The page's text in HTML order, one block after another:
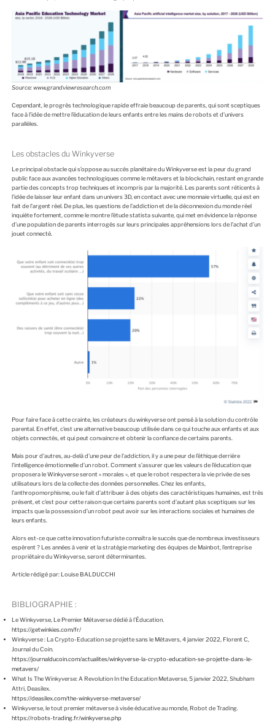
Source: www.grandviewresearch.com
Cependant, le progrès technologique rapide effraie beaucoup de parents, qui sont sceptiques
face à l’idée de mettre l’éducation de leurs enfants entre les mains de robots et d’univers
parallèles.
Les obstacles du Winkyverse
Le principal obstacle qui s’oppose au succès planétaire du Winkyverse est la peur du grand
public face aux avancées technologiques comme le métavers et la blockchain, restant en grande
partie des concepts trop techniques et incompris par la majorité. Les parents sont réticents à
l’idée de laisser leur enfant dans un univers 3D, en contact avec une monnaie virtuelle, qui est en
fait de l’argent réel. De plus, les questions de l’addiction et de la déconnexion du monde réel
inquiète fortement, comme le montre l’étude statista suivante, qui met en évidence la réponse
d’une population de parents interrogés sur leurs principales appréhensions lors de l’achat d’un
jouet connecté.
Pour faire face à cette crainte, les créateurs du winkyverse ont pensé à la solution du contrôle
parental. En effet, c’est une alternative beaucoup utilisée dans ce qui touche aux enfants et aux
objets connectés, et qui peut convaincre et obtenir la confiance de certains parents.
Mais pour d’autres, au-delà d’une peur de l’addiction, il y a une peur de l’éthique derrière
l’intelligence émotionnelle d’un robot. Comment s’assurer que les valeurs de l’éducation que
proposera le Winkyverse seront « morales », et que le robot respectera la vie privée de ses
utilisateurs lors de la collecte des données personnelles. Chez les enfants,
l’anthropomorphisme, ou le fait d’attribuer à des objets des caractéristiques humaines, est très
présent, et c’est pour cette raison que certains parents sont d’autant plus sceptiques sur les
impacts que la possession d’un robot peut avoir sur les interactions sociales et humaines de
leurs enfants.
Alors est-ce que cette innovation futuriste connaîtra le succès que de nombreux investisseurs
espèrent ? Les années à venir et la stratégie marketing des équipes de Mainbot, l’entreprise
propriétaire du Winkyverse, seront déterminantes.
Article rédigé par: Louise BALDUCCHI
BIBLIOGRAPHIE :
Le Winkyverse, Le Premier Métaverse dédié à l’Éducation.
https://getwinkies.com/fr/
Winkyverse : La Crypto-Education se projette sans le Métavers, 4 janvier 2022, Florent C,
Journal du Coin.
https://journalducoin.com/actualites/winkyverse-la-crypto-education-se-projette-dans-le-
metavers/
What Is The Winkyverse: A Revolution In the Education Metaverse, 5 janvier 2022, Shubham
Attri, Deasilex.
https://deasilex.com/the-winkyverse-metaverse/
Winkyverse, le tout premier métaverse à visée éducative au monde, Robot de Trading.
https://robots-trading.fr/winkyverse.php